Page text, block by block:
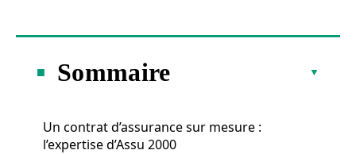
Sommaire
Un contrat d’assurance sur mesure :
l’expertise d’Assu 2000